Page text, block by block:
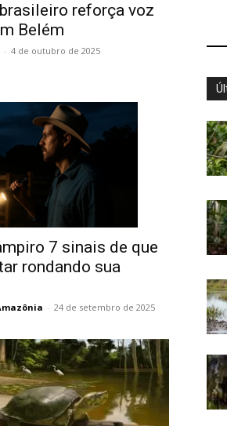
reforça voz
Belém
- 4 de outubro de 2025
7 sinais de que
rondando sua
- 24 de setembro de 2025